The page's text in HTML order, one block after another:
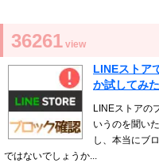
36261 view
LINEストア
か試してみた
LINEストアの
いうのを聞い
し、本当にブ
ではないでしょうか...